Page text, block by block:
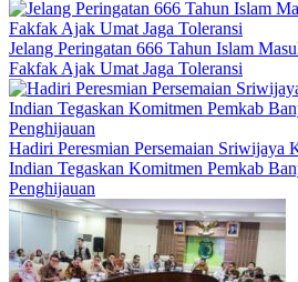
Jelang Peringatan 666 Tahun Islam
Fakfak Ajak Umat Jaga Toleransi
Hadiri Peresmian Persemaian Sriwijaya
Indian Tegaskan Komitmen Pemkab
Penghijauan